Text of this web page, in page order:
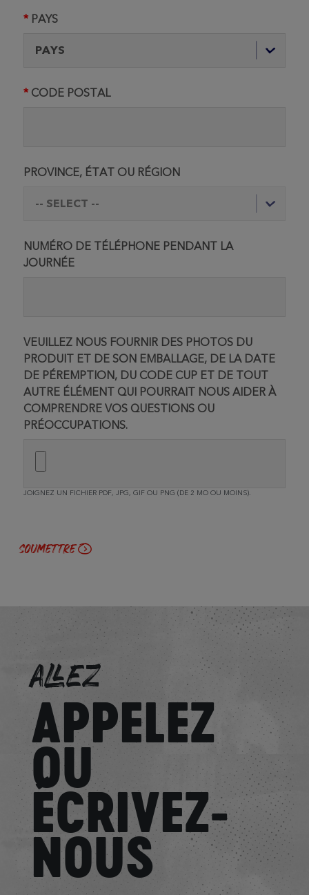
PAYS
CODE POSTAL
PROVINCE, ÉTAT OU RÉGION
NUMÉRO DE TÉLÉPHONE PENDANT LA
JOURNÉE
VEUILLEZ NOUS FOURNIR DES PHOTOS DU
PRODUIT ET DE SON EMBALLAGE, DE LA DATE
DE PÉREMPTION, DU CODE CUP ET DE TOUT
AUTRE ÉLÉMENT QUI POURRAIT NOUS AIDER À
COMPRENDRE VOS QUESTIONS OU
PRÉOCCUPATIONS.
JOIGNEZ UN FICHIER PDF, JPG, GIF OU PNG (DE 2 MO OU MOINS).
ALLEZ
APPELEZ
OU
ÉCRIVEZ-
NOUS